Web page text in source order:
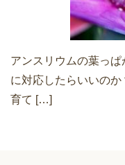
アンスリウムの葉っ
に対応したらいいの
育て […]